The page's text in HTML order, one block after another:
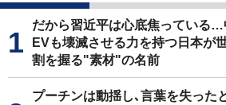
だから習近平は心底焦っている…
EVも壊滅させる力を持つ日本が
割を握る"素材"の名前
プーチンは動揺し､言葉を失った